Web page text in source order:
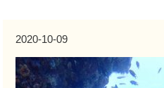
2020-10-09